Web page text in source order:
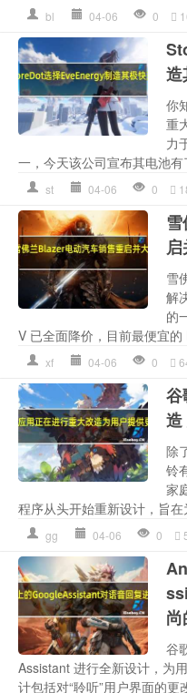
bl 04-06 0
造
你
重
力
一，今天该公司宣布其电池
st 04-06 0
雪
解
的
V 已全面降价，目前最便宜的
xf 04-06 0
谷
造
除
铃
家
程序从头开始重新设计，旨
gg 04-06 0
谷
Assistant 进行全新设计，为
计包括对“聆听”用户界面的更